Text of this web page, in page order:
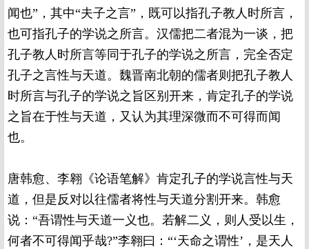
闻也”，其中“夫子之言”，既可以指孔子教人时所言，
也可指孔子的学说之所言。汉儒把二者混为一谈，把
孔子教人时所言等同于孔子的学说之所言，完全否定
孔子之言性与天道。魏晋南北朝的儒者则把孔子教人
时所言与孔子的学说之旨区别开来，肯定孔子的学说
之旨在于性与天道，又认为其理深微而不可得而闻
也。
唐韩愈、李翱《论语笔解》肯定孔子的学说言性与天
道，但是反对以往儒者将性与天道分割开来。韩愈
说：“吾谓性与天道一义也。若解二义，则人受以生，
何者不可得闻乎哉?”李翱曰：“‘天命之谓性’，是天人